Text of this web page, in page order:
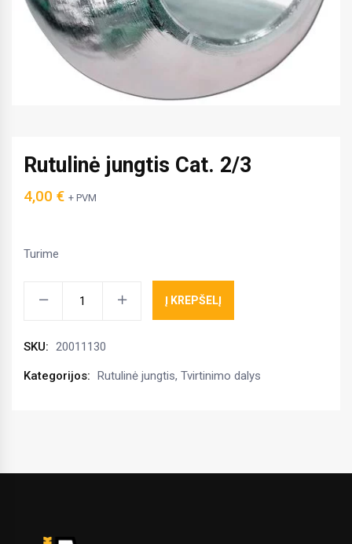
Rutulinė jungtis Cat. 2/3
4,00 € + PVM
Turime
2/3
kiekis
Į KREPŠELĮ
SKU: 20011130
Kategorijos: Rutulinė jungtis, Tvirtinimo dalys